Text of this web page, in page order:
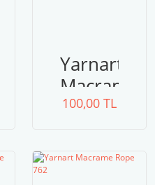
Yarnart
Macrame
Rope
100,00 TL